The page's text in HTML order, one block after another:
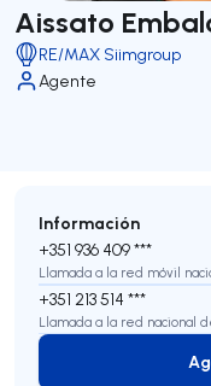
Aissato
RE/MAX Siimgroup
Agente
Información
+351 936 409 ***
Llamada a la red móvil
+351 213 514 ***
Llamada a la red nacional